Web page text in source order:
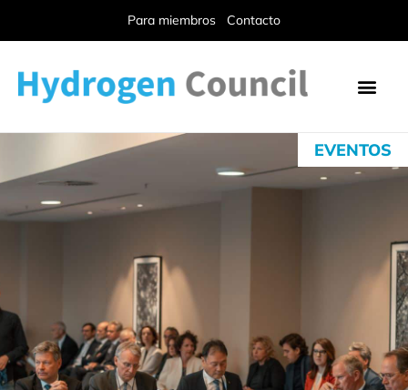
Para miembros Contacto
EVENTOS